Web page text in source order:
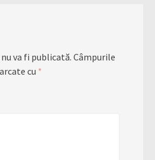
va fi publicată. Câmpurile
cu *